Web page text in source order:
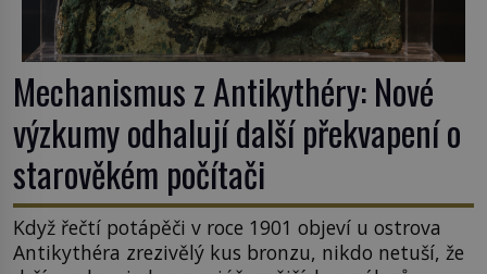
Mechanismus z Antikythéry: Nové
výzkumy odhalují další překvapení o
starověkém počítači
Když řečtí potápěči v roce 1901 objeví u ostrova
Antikythéra zrezivělý kus bronzu, nikdo netuší, že